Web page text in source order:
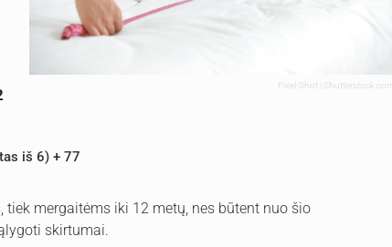
Pixel-Shot | Shutterstock.com
iš 6) + 77
mergaitėms iki 12 metų, nes būtent nuo šio
skirtumai.